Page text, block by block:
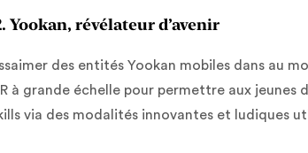
Yookan, révélateur d’avenir
des entités Yookan mobiles dans au
à grande échelle pour permettre aux
via des modalités innovantes et ludiques